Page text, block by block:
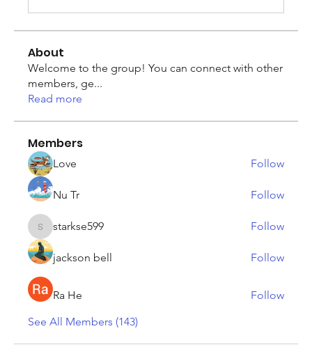
About
Welcome to the group! You can connect with other
members, ge...
Read more
Members
Love Follow
Nu Tr Follow
starkse599
starkse599 Follow
jackson bell Follow
Ra He
Follow
See All Members (143)